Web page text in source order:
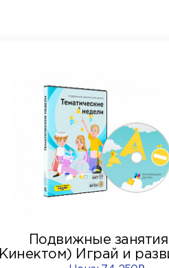
Подвижные
Кинектом) Играй и